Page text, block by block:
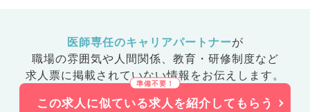
医師専任のキャリアパートナーが
職場の雰囲気や人間関係、 教育・研修制度など
求人票に掲載されていない情報をお伝えします。
この求人に似ている求人を紹介してもらう